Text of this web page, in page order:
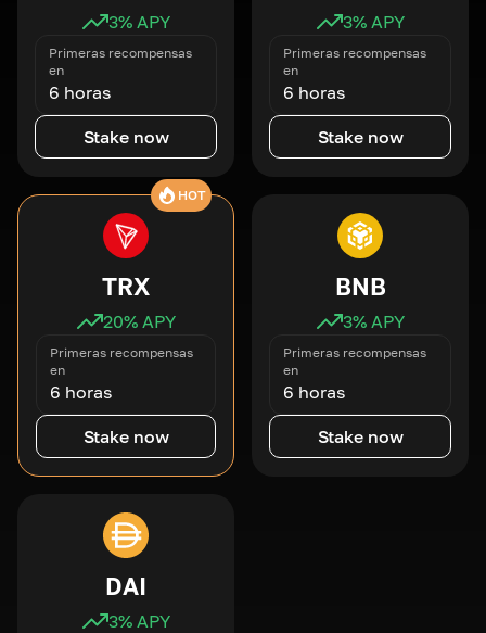
3% APY
Primeras recompensas
en
6 horas
Stake now
3% APY
Primeras recompensas
en
6 horas
Stake now
HOT
TRX
20% APY
Primeras recompensas
en
6 horas
Stake now
BNB
3% APY
Primeras recompensas
en
6 horas
Stake now
DAI
3% APY